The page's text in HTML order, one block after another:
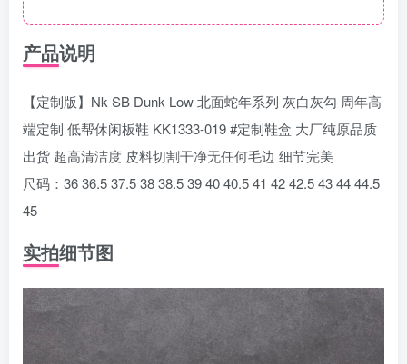
产品说明
【定制版】Nk SB Dunk Low 北面蛇年系列 灰白灰勾 周年高
端定制 低帮休闲板鞋 KK1333-019 #定制鞋盒 大厂纯原品质
出货 超高清洁度 皮料切割干净无任何毛边 细节完美
尺码：36 36.5 37.5 38 38.5 39 40 40.5 41 42 42.5 43 44 44.5
45
实拍细节图